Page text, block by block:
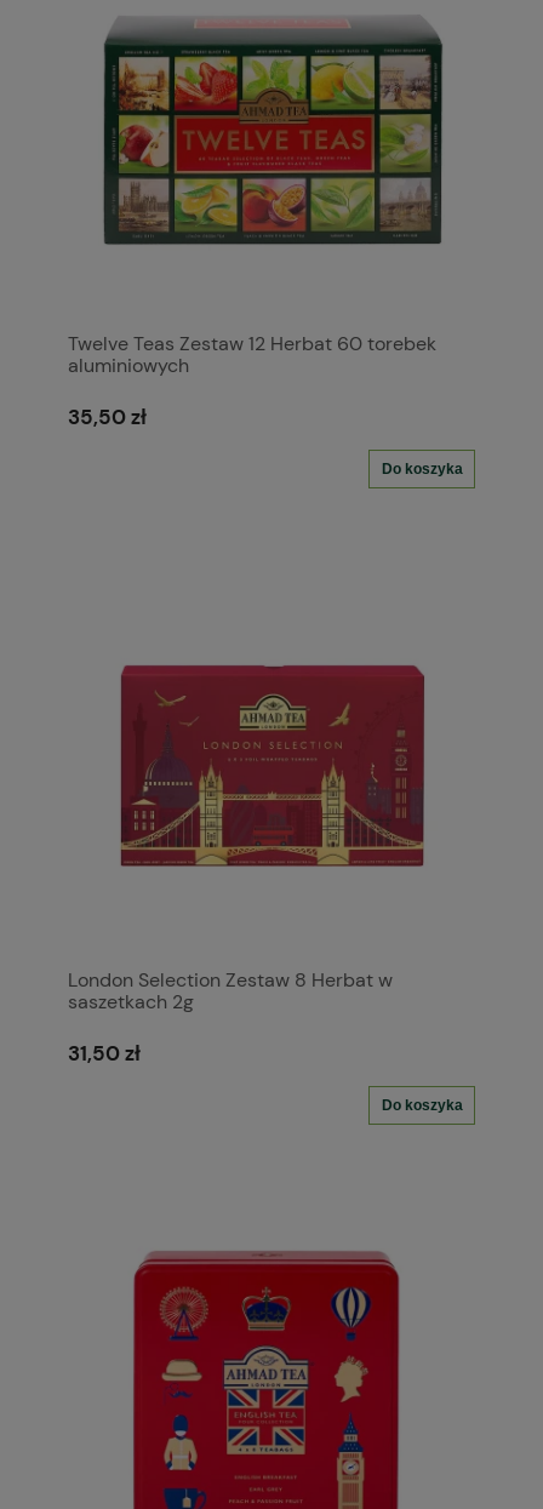
Twelve Teas Zestaw 12 Herbat 60 torebek
aluminiowych
35,50 zł
Do koszyka
London Selection Zestaw 8 Herbat w
saszetkach 2g
31,50 zł
Do koszyka